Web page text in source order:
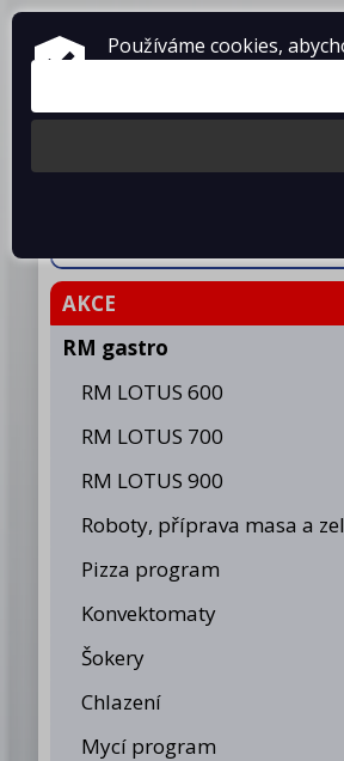
ZAŘÍZENÍ PRO
AKCE
RM gastro
RM LOTUS 600
RM LOTUS 700
RM LOTUS 900
Roboty, příprava masa a
Pizza program
Konvektomaty
Šokery
Chlazení
Mycí program
Používáme cookies,